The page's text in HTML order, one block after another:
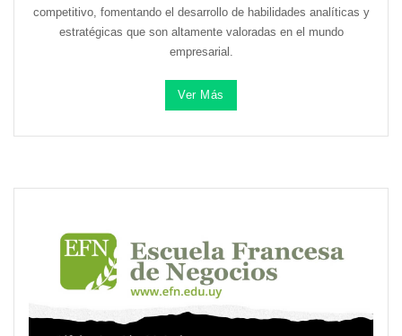
competitivo, fomentando el desarrollo de habilidades analíticas y
estratégicas que son altamente valoradas en el mundo
empresarial.
Ver Más